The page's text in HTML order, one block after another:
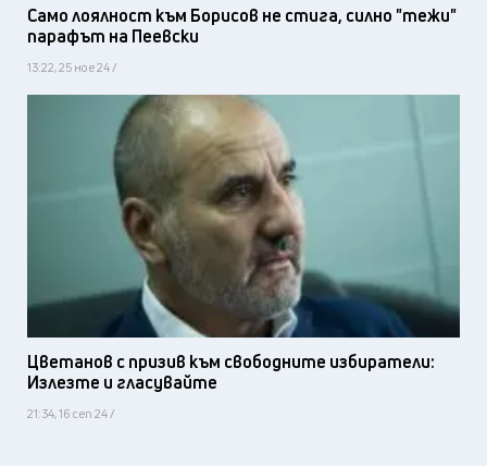
Само лоялност към Борисов не стига, силно "тежи"
парафът на Пеевски
13:22, 25 ное 24 /
Цветанов с призив към свободните избиратели:
Излезте и гласувайте
21:34, 16 сеп 24 /